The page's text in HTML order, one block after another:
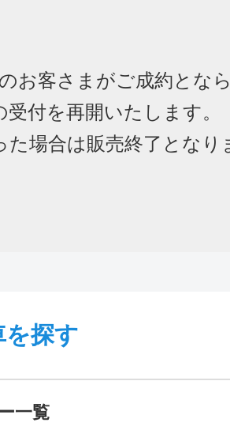
お客さまがご成約とな
付を再開いたします。
た場合は販売終了となり
を探す
一覧